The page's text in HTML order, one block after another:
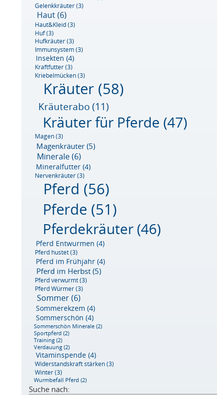
Gelenkkräuter(3)
Haut(6)
Haut&Kleid(3)
Huf(3)
Hufkräuter(3)
Immunsystem(3)
Insekten (4)
Kraftfutter(3)
Kriebelmücken(3)
Kräuter (58)
Kräuterabo(11)
Kräuter für Pferde (47)
Magen(3)
Magenkräuter(5)
Minerale(6)
Mineralfutter(4)
Nervenkräuter(3)
Pferd (56)
Pferde (51)
Pferdekräuter(46)
Pferd Entwurmen (4)
Pferd hustet(3)
Pferd im Frühjahr(4)
Pferd im Herbst(5)
Pferd verwurmt(3)
Pferd Würmer(3)
Sommer(6)
Sommerekzem (4)
Sommerschön (4)
Sommerschön Minerale (2)
Sportpferd (2)
Training (2)
Verdauung (2)
Vitaminspende(4)
Widerstandskraft stärken(3)
Winter(3)
Wurmbefall Pferd (2)
Suche nach: